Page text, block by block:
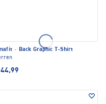
· Back Graphic T-Shirt